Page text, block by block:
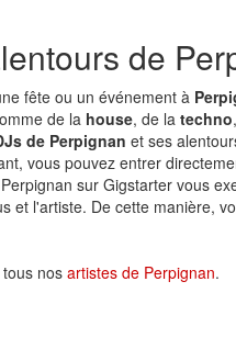
de
fête ou un événement à
de la house, de la techno
de Perpignan et ses
vous pouvez entrer
sur Gigstarter vous
et l'artiste. De cette manière,
nos artistes de Perpignan.